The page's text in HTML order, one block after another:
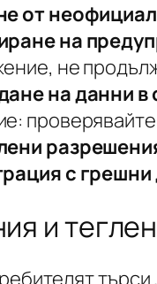
от
на
не
на данни в
с
и